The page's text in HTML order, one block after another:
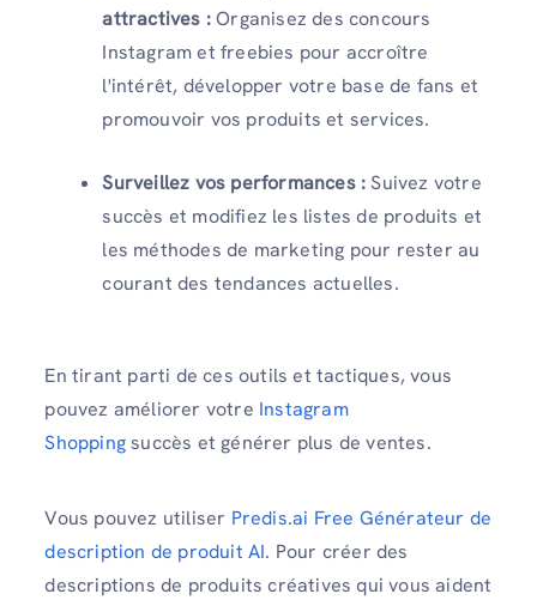
attractives :Organisez des concours
Instagram et freebies pour accroître
l'intérêt, développer votre base de fans et
promouvoir vos produits et services.
Surveillez vos performances :Suivez votre
succès et modifiez les listes de produits et
les méthodes de marketing pour rester au
courant des tendances actuelles.
En tirant parti de ces outils et tactiques, vous
pouvez améliorer votre Instagram
Shoppingsuccès et générer plus de ventes.
Vous pouvez utiliser Predis.ai Free Générateur de
description de produit AI. Pour créer des
descriptions de produits créatives qui vous aident